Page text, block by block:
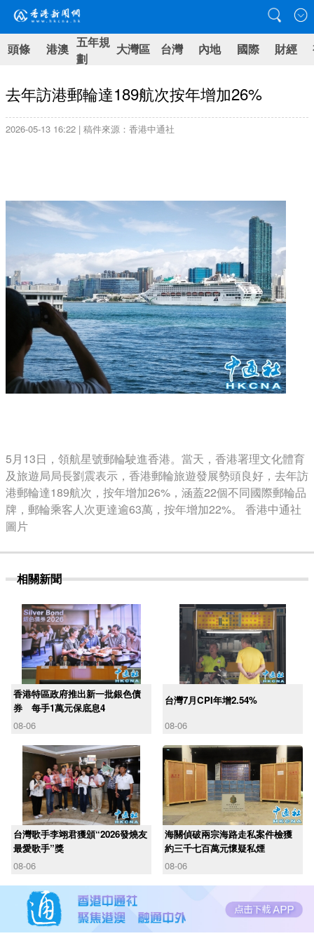
頭條 港澳 五年規
劃
大灣區 台灣 內地 國際 財經
去年訪港郵輪達189航次按年增加26%
2026-05-13 16:22 | 稿件來源：香港中通社
5月13日，領航星號郵輪駛進香港。當天，香港署理文化體育
及旅遊局局長劉震表示，香港郵輪旅遊發展勢頭良好，去年訪
港郵輪達189航次，按年增加26%，涵蓋22個不同國際郵輪品
牌，郵輪乘客人次更達逾63萬，按年增加22%。 香港中通社
圖片
相關新聞
香港特區政府推出新一批銀色債
券 每手1萬元保底息4
08-06
台灣7月CPI年增2.54%
08-06
台灣歌手李翊君獲頒“2026發燒友
最愛歌手”獎
08-06
海關偵破兩宗海路走私案件檢獲
約三千七百萬元懷疑私煙
08-06